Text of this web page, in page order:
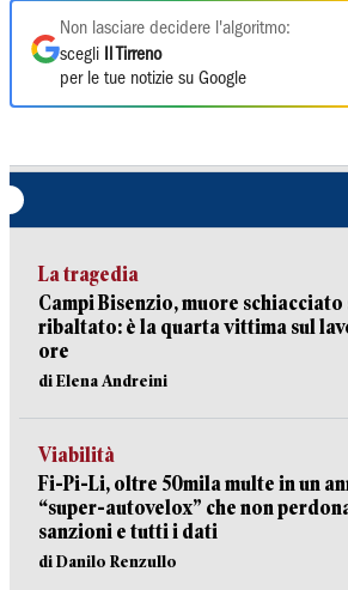
Non lasciare decidere l'algoritmo:
scegli
Il Tirreno
per le tue notizie su Google
La tragedia
Campi Bisenzio, muore
ribaltato: è la quarta vittima sul
ore
di Elena Andreini
Viabilità
Fi-Pi-Li, oltre 50mila multe in un
“super-autovelox” che non
sanzioni e tutti i dati
di Danilo Renzullo